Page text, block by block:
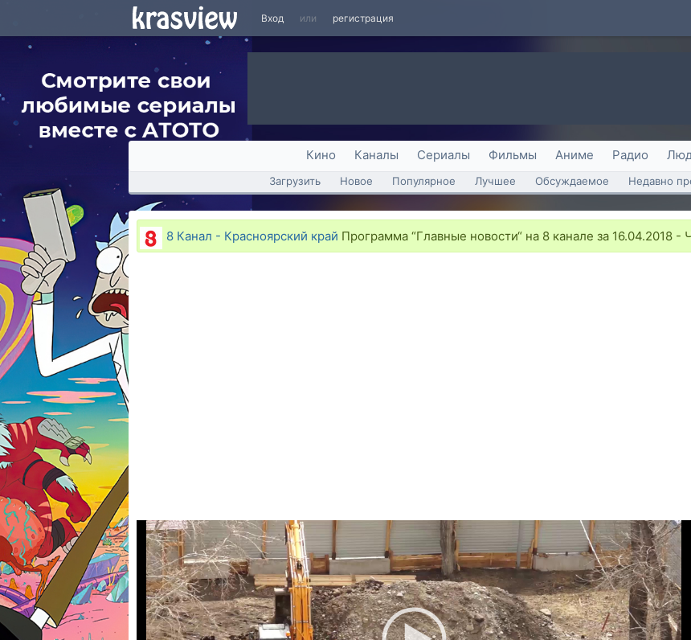
Вход или регистрация
Кино Каналы Сериалы Фильмы Аниме Радио
Загрузить Новое Популярное Лучшее Обсуждаемое Недавно
8 Канал - Красноярский край Программа “Главные новости“ на 8 канале за 16.04.2018 -